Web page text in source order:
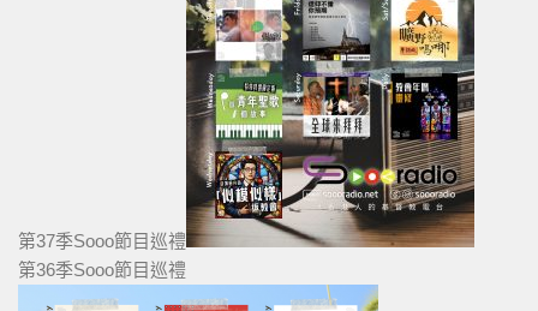
第37季Sooo節目巡禮
第36季Sooo節目巡禮